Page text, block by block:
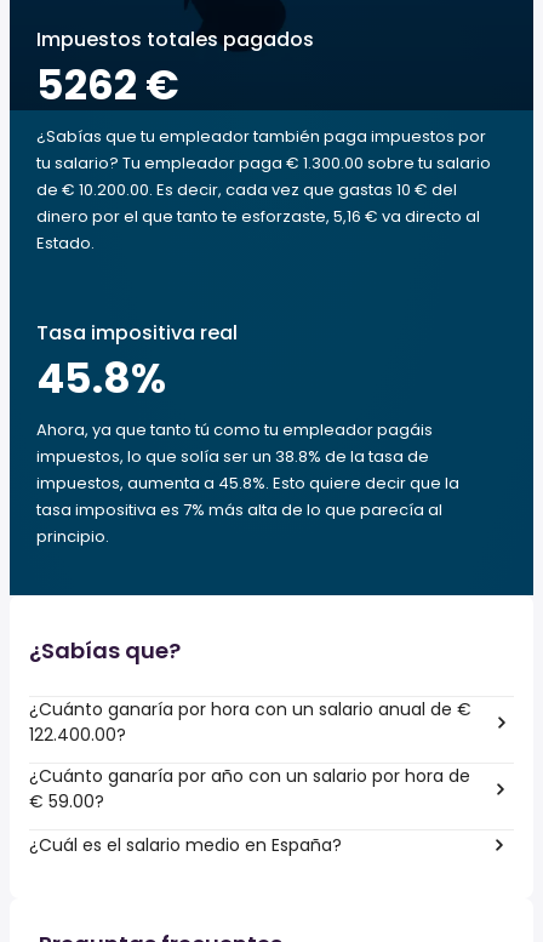
Impuestos totales pagados
5262 €
¿Sabías que tu empleador también paga impuestos por
tu salario? Tu empleador paga € 1.300.00 sobre tu salario
de € 10.200.00. Es decir, cada vez que gastas 10 € del
dinero por el que tanto te esforzaste, 5,16 € va directo al
Estado.
Tasa impositiva real
45.8%
Ahora, ya que tanto tú como tu empleador pagáis
impuestos, lo que solía ser un 38.8% de la tasa de
impuestos, aumenta a 45.8%. Esto quiere decir que la
tasa impositiva es 7% más alta de lo que parecía al
principio.
¿Sabías que?
¿Cuánto ganaría por hora con un salario anual de €
122.400.00?
¿Cuánto ganaría por año con un salario por hora de
€ 59.00?
¿Cuál es el salario medio en España?